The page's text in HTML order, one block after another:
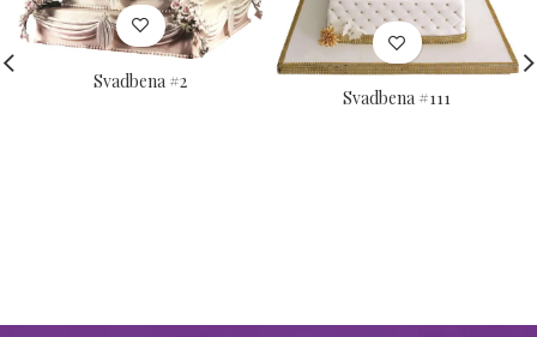
Svadbena #2
Svadbena #111